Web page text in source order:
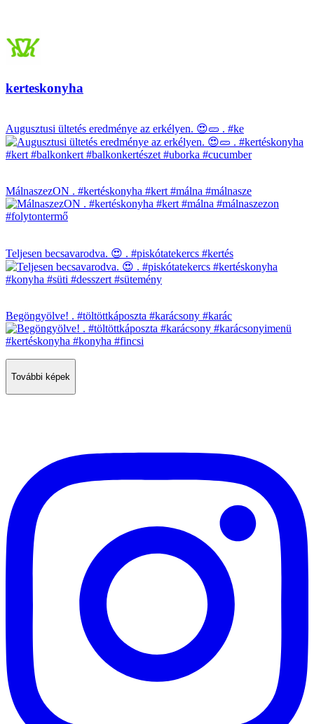
kerteskonyha
Augusztusi ültetés eredménye az erkélyen. 😍🥒 . #ke
MálnaszezON . #kertéskonyha #kert #málna #málnasze
Teljesen becsavarodva. 😍 . #piskótatekercs #kertés
Begöngyölve! . #töltöttkáposzta #karácsony #karác
További képek